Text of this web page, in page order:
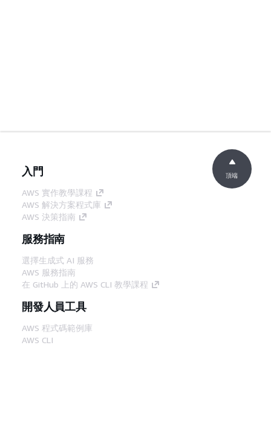
入門
AWS 實作教學課程
AWS 解決方案程式庫
AWS 決策指南
服務指南
選擇生成式 AI 服務
AWS 服務指南
在 GitHub 上的 AWS CLI 教學課程
開發人員工具
AWS 程式碼範例庫
AWS CLI
頂端